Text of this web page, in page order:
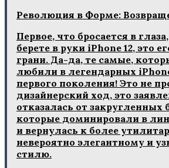
Революция в Форме:
Первое‚ что бросается в
берете в руки iPhone 12‚ это
грани. Да-да‚ те самые‚
любили в легендарных iPhone
первого поколения! Это не
дизайнерский ход‚ это
отказалась от закругленных
которые доминировали в
и вернулась к более
невероятно элегантному и
стилю.